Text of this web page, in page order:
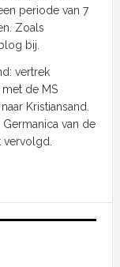
periode van 7
Zoals
bij.
vertrek
de MS
Kristiansand.
van de